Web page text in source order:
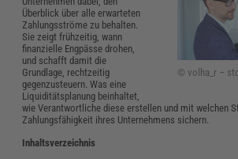
© volha_r –
Überblick über alle erwarteten
Zahlungsströme zu behalten.
Sie zeigt frühzeitig, wann
finanzielle Engpässe drohen,
und schafft damit die
Grundlage, rechtzeitig
gegenzusteuern. Was eine
Liquiditätsplanung beinhaltet,
wie Verantwortliche diese erstellen und mit welchen
Zahlungsfähigkeit ihres Unternehmens sichern.
Inhaltsverzeichnis